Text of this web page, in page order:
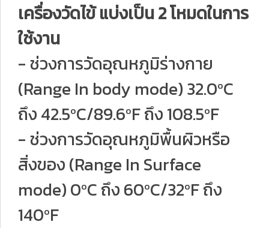
เครื่องวัดไข้ แบ่งเป็น 2 โหมดในการ
ใช้งาน
- ช่วงการวัดอุณหภูมิร่างกาย
(Range In body mode) 32.0ºC
ถึง 42.5ºC/89.6ºF ถึง 108.5ºF
- ช่วงการวัดอุณหภูมิพื้นผิวหรือ
สิ่งของ (Range In Surface
mode) 0ºC ถึง 60ºC/32ºF ถึง
140ºF